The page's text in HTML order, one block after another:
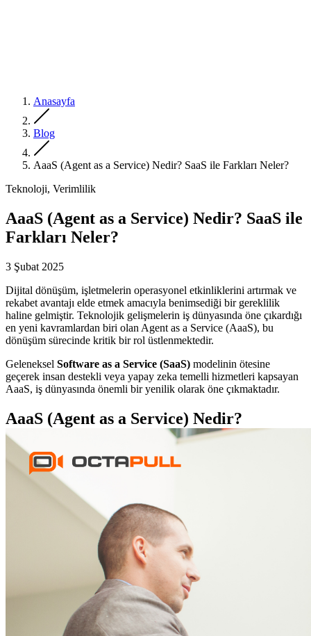
Anasayfa
Blog
AaaS (Agent as a Service) Nedir? SaaS ile Farkları Neler?
Teknoloji, Verimlilik
AaaS (Agent as a Service) Nedir? SaaS ile
Farkları Neler?
3 Şubat 2025
Dijital dönüşüm, işletmelerin operasyonel etkinliklerini artırmak ve
rekabet avantajı elde etmek amacıyla benimsediği bir gereklilik
haline gelmiştir. Teknolojik gelişmelerin iş dünyasında öne çıkardığı
en yeni kavramlardan biri olan Agent as a Service (AaaS), bu
dönüşüm sürecinde kritik bir rol üstlenmektedir.
Geleneksel Software as a Service (SaaS) modelinin ötesine
geçerek insan destekli veya yapay zeka temelli hizmetleri kapsayan
AaaS, iş dünyasında önemli bir yenilik olarak öne çıkmaktadır.
AaaS (Agent as a Service) Nedir?